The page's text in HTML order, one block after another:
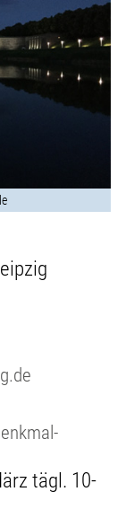
tägl. 10-